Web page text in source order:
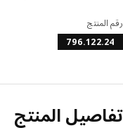
رقم المنتج
796.122.24
تفاصيل المنتج